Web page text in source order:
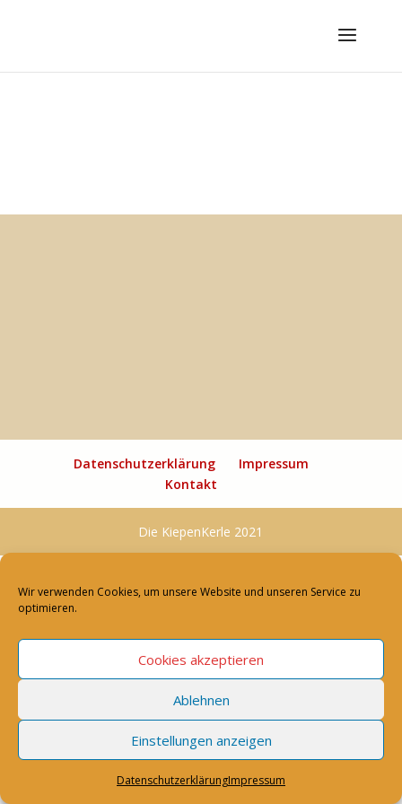
Wir verwenden Cookies, um unsere Website und unseren Service zu
optimieren.
Cookies akzeptieren
Ablehnen
Einstellungen anzeigen
DatenschutzerklärungImpressum
Datenschutzerklärung
Impressum
Kontakt
Die KiepenKerle 2021